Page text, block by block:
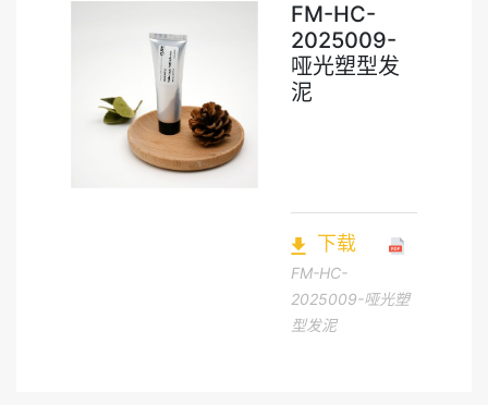
FM-HC-
2025009-
哑光塑型发
泥
下载
FM-HC-
2025009-哑光塑
型发泥